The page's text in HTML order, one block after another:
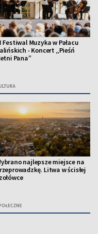
Festiwal Muzyka w Pałacu
- Koncert „Pieśń
Pana”
najlepsze miejsce na
Litwa w ścisłej